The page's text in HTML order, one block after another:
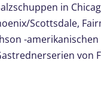
in
Scottsdale,
-
von